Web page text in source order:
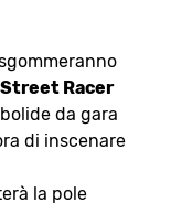
Street Racer
da gara
di inscenare
la pole